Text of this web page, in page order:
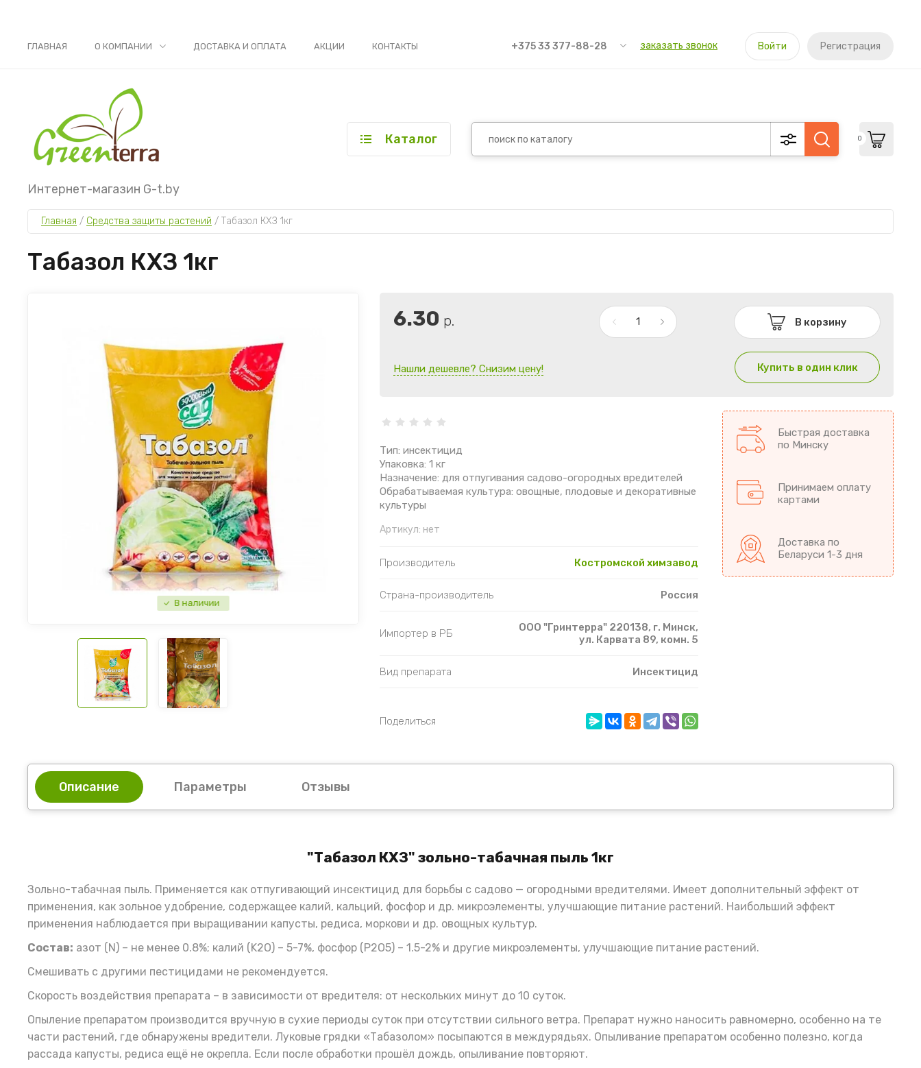
ГЛАВНАЯ О КОМПАНИИ ДОСТАВКА И ОПЛАТА АКЦИИ КОНТАКТЫ +375 33 377-88-28 заказать звонок Войти Регистрация
Интернет-магазин G-t.by
Каталог 0
Главная / Средства защиты растений / Табазол КХЗ 1кг
Табазол КХЗ 1кг
В наличии
6.30 р. В корзину
Купить в один клик
Нашли дешевле? Снизим цену!
Тип: инсектицид
Упаковка: 1 кг
Назначение: для отпугивания садово-огородных вредителей
Обрабатываемая культура: овощные, плодовые и декоративные
культуры
Артикул: нет
Производитель Костромской химзавод
Страна-производитель Россия
Импортер в РБ
ООО "Гринтерра" 220138, г. Минск,
ул. Карвата 89, комн. 5
Вид препарата Инсектицид
Поделиться
Быстрая доставка
по Минску
Принимаем оплату
картами
Доставка по
Беларуси 1-3 дня
Описание Параметры Отзывы
"Табазол КХЗ" зольно-табачная пыль 1кг
Зольно-табачная пыль. Применяется как отпугивающий инсектицид для борьбы с садово — огородными вредителями. Имеет дополнительный эффект от
применения, как зольное удобрение, содержащее калий, кальций, фосфор и др. микроэлементы, улучшающие питание растений. Наибольший эффект
применения наблюдается при выращивании капусты, редиса, моркови и др. овощных культур.
Состав: азот (N) – не менее 0.8%; калий (K2O) – 5-7%, фосфор (P2O5) – 1.5-2% и другие микроэлементы, улучшающие питание растений.
Смешивать с другими пестицидами не рекомендуется.
Скорость воздействия препарата – в зависимости от вредителя: от нескольких минут до 10 суток.
Опыление препаратом производится вручную в сухие периоды суток при отсутствии сильного ветра. Препарат нужно наносить равномерно, особенно на те
части растений, где обнаружены вредители. Луковые грядки «Табазолом» посыпаются в междурядьях. Опыливание препаратом особенно полезно, когда
рассада капусты, редиса ещё не окрепла. Если после обработки прошёл дождь, опыливание повторяют.